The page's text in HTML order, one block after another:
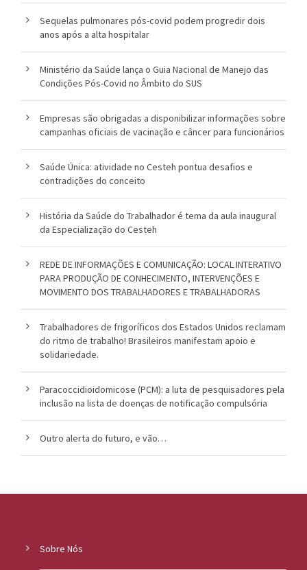
Sequelas pulmonares pós-covid podem progredir dois
anos após a alta hospitalar
Ministério da Saúde lança o Guia Nacional de Manejo das
Condições Pós-Covid no Âmbito do SUS
Empresas são obrigadas a disponibilizar informações sobre
campanhas oficiais de vacinação e câncer para funcionários
Saúde Única: atividade no Cesteh pontua desafios e
contradições do conceito
História da Saúde do Trabalhador é tema da aula inaugural
da Especialização do Cesteh
REDE DE INFORMAÇÕES E COMUNICAÇÃO: LOCAL INTERATIVO
PARA PRODUÇÃO DE CONHECIMENTO, INTERVENÇÕES E
MOVIMENTO DOS TRABALHADORES E TRABALHADORAS
Trabalhadores de frigoríficos dos Estados Unidos reclamam
do ritmo de trabalho! Brasileiros manifestam apoio e
solidariedade.
Paracoccidioidomicose (PCM): a luta de pesquisadores pela
inclusão na lista de doenças de notificação compulsória
Outro alerta do futuro, e vão…
Sobre Nós